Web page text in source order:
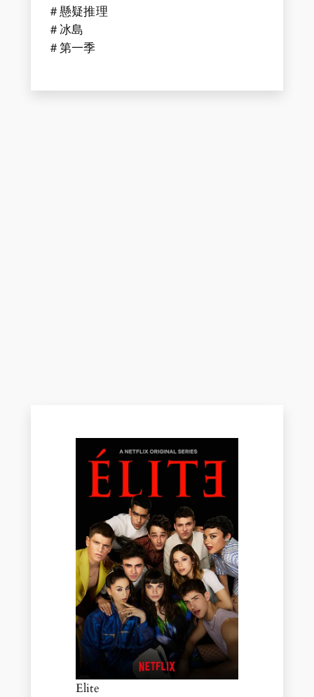
＃懸疑推理
＃冰島
＃第一季
Elite